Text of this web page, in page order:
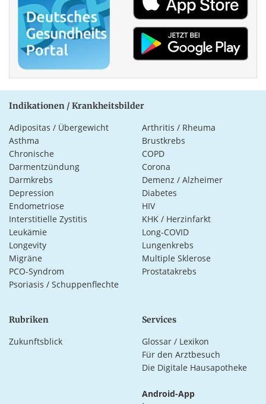
Indikationen / Krankheitsbilder
Adipositas / Übergewicht
Arthritis / Rheuma
Asthma
Brustkrebs
Chronische
Darmentzündung
COPD
Corona
Darmkrebs
Demenz / Alzheimer
Depression
Diabetes
Endometriose
HIV
Interstitielle Zystitis
KHK / Herzinfarkt
Leukämie
Long-COVID
Longevity
Lungenkrebs
Migräne
Multiple Sklerose
PCO-Syndrom
Prostatakrebs
Psoriasis / Schuppenflechte
Rubriken
Zukunftsblick
Services
Glossar / Lexikon
Für den Arztbesuch
Die Digitale Hausapotheke
Android-App